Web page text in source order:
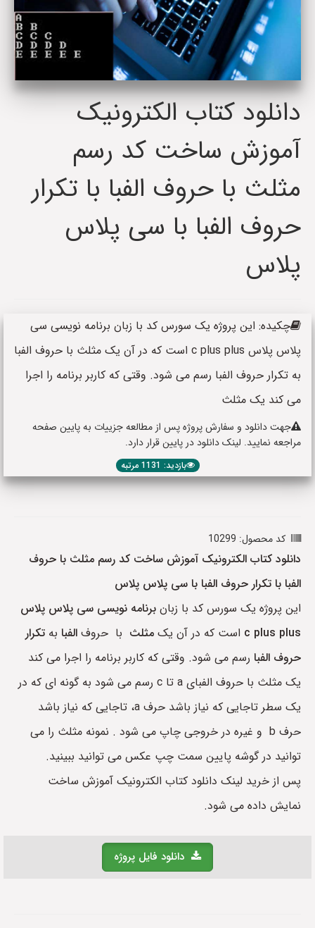
دانلود کتاب الکترونیک
آموزش ساخت کد رسم
مثلث با حروف الفبا با تکرار
حروف الفبا با سی پلاس
پلاس
چکیده: این پروژه یک سورس کد با زبان برنامه نویسی سی
پلاس پلاس c plus plus است که در آن یک مثلث با حروف الفبا
به تکرار حروف الفبا رسم می شود. وقتی که کاربر برنامه را اجرا
می کند یک مثلث
جهت دانلود و سفارش پروژه پس از مطالعه جزییات به پایین صفحه
مراجعه نمایید. لینک دانلود در پایین قرار دارد.
بازدید: 1131 مرتبه
کد محصول: 10299
دانلود کتاب الکترونیک آموزش ساخت کد رسم مثلث با حروف
الفبا با تکرار حروف الفبا با سی پلاس پلاس
این پروژه یک سورس کد با زبان برنامه نویسی سی پلاس پلاس
c plus plus است که در آن یک مثلث با حروف الفبا به تکرار
حروف الفبا رسم می شود. وقتی که کاربر برنامه را اجرا می کند
یک مثلث با حروف الفبای a تا c رسم می شود به گونه ای که در
یک سطر تاجایی که نیاز باشد حرف a، تاجایی که نیاز باشد
حرف b و غیره در خروجی چاپ می شود . نمونه مثلث را می
توانید در گوشه پایین سمت چپ عکس می توانید ببینید.
پس از خرید لینک دانلود کتاب الکترونیک آموزش ساخت
نمایش داده می شود.
دانلود فایل پروژه